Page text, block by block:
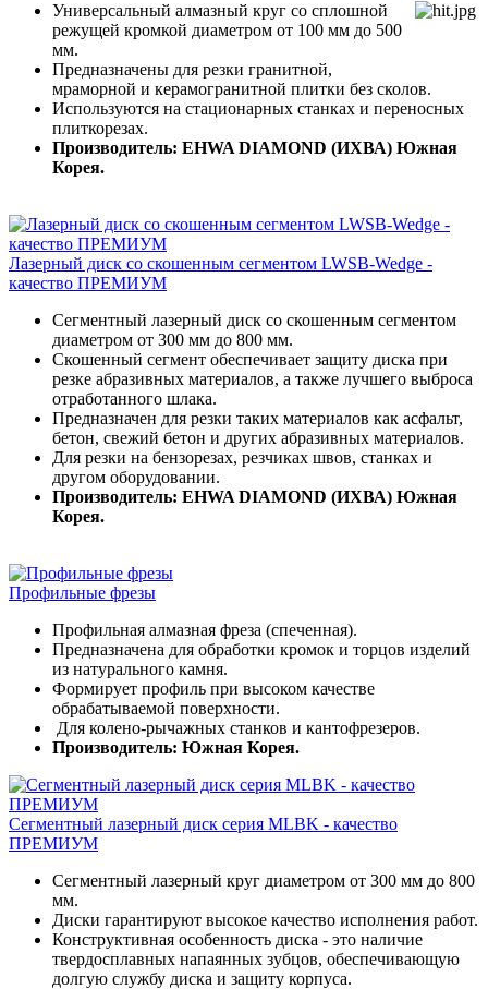
Универсальный алмазный круг со сплошной
режущей кромкой диаметром от 100 мм до 500
мм.
Предназначены для резки гранитной,
мраморной и керамогранитной плитки без сколов.
Используются на стационарных станках и переносных
плиткорезах.
Производитель: EHWA DIAMOND (ИХВА) Южная
Корея.
Лазерный диск со скошенным сегментом LWSB-Wedge -
качество ПРЕМИУМ
Сегментный лазерный диск со скошенным сегментом
диаметром от 300 мм до 800 мм.
Скошенный сегмент обеспечивает защиту диска при
резке абразивных материалов, а также лучшего выброса
отработанного шлака.
Предназначен для резки таких материалов как асфальт,
бетон, свежий бетон и других абразивных материалов.
Для резки на бензорезах, резчиках швов, станках и
другом оборудовании.
Производитель: EHWA DIAMOND (ИХВА) Южная
Корея.
Профильные фрезы
Профильная алмазная фреза (спеченная).
Предназначена для обработки кромок и торцов изделий
из натурального камня.
Формирует профиль при высоком качестве
обрабатываемой поверхности.
Для колено-рычажных станков и кантофрезеров.
Производитель: Южная Корея.
Сегментный лазерный диск серия MLBK - качество
ПРЕМИУМ
Сегментный лазерный круг диаметром от 300 мм до 800
мм.
Диски гарантируют высокое качество исполнения работ.
Конструктивная особенность диска - это наличие
твердосплавных напаянных зубцов, обеспечивающую
долгую службу диска и защиту корпуса.